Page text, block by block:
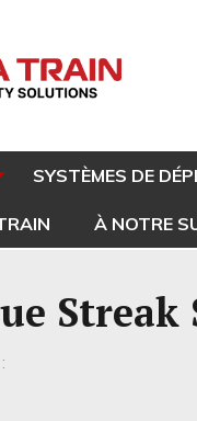
SYSTÈMES DE
À NOTRE
Streak